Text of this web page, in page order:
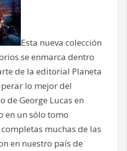
Esta nueva colección
se enmarca dentro
de la editorial Planeta
lo mejor del
de George Lucas en
en un sólo tomo
muchas de las
en nuestro país de